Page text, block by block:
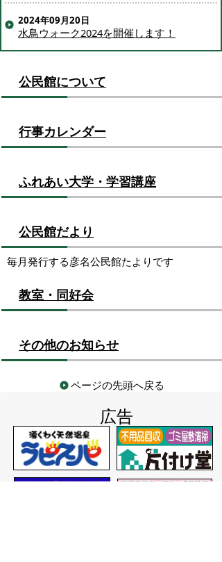
2024年09月20日
水鳥ウォーク2024を開催します！
公民館について
行事カレンダー
ふれあい大学・学習講座
公民館だより
毎月発行する彦名公民館たよりです
教室・同好会
その他のお知らせ
ページの先頭へ戻る
広告